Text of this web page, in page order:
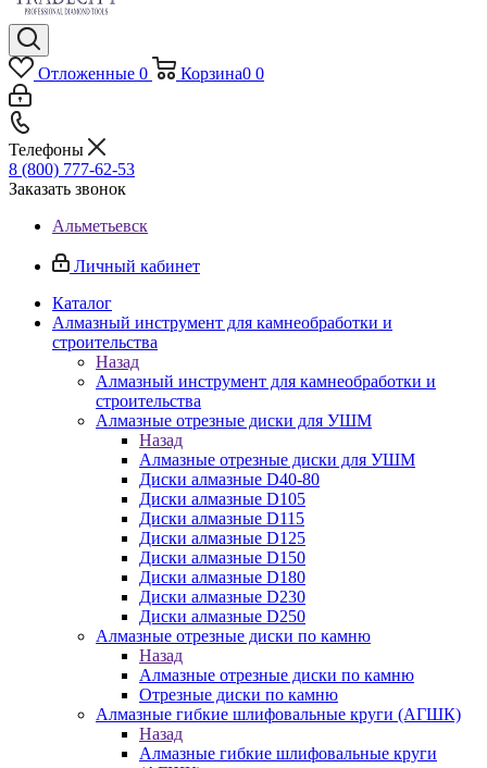
Отложенные 0 Корзина0 0
Телефоны
8 (800) 777-62-53
Заказать звонок
Альметьевск
Личный кабинет
Каталог
Алмазный инструмент для камнеобработки и
строительства
Назад
Алмазный инструмент для камнеобработки и
строительства
Алмазные отрезные диски для УШМ
Назад
Алмазные отрезные диски для УШМ
Диски алмазные D40-80
Диски алмазные D105
Диски алмазные D115
Диски алмазные D125
Диски алмазные D150
Диски алмазные D180
Диски алмазные D230
Диски алмазные D250
Алмазные отрезные диски по камню
Назад
Алмазные отрезные диски по камню
Отрезные диски по камню
Алмазные гибкие шлифовальные круги (АГШК)
Назад
Алмазные гибкие шлифовальные круги